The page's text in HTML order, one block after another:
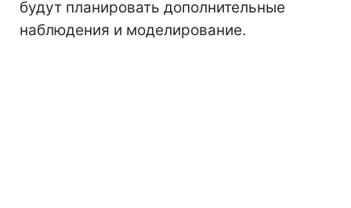
будут планировать дополнительные
наблюдения и моделирование.